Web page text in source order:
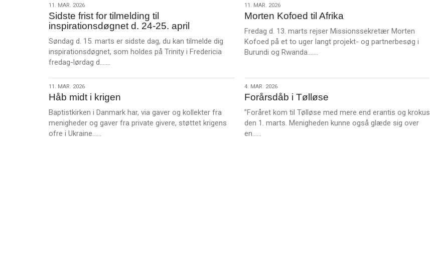
inspirationsdøgnet
11.
mar.
2026
11. MAR. 2026
Sidste frist for tilmelding til
inspirationsdøgnet d. 24-25. april
Søndag d. 15. marts er sidste dag, du kan tilmelde dig
inspirationsdøgnet, som holdes på Trinity i Fredericia
fredag-lørdag d.……
m
r
e
11.
mar.
2026
11. MAR. 2026
Morten Kofoed til Afrika
Fredag d. 13. marts rejser Missionssekretær Morten
Kofoed på et to uger langt projekt- og partnerbesøg i
Burundi og Rwanda.……
e
e
11.
mar.
2026
11. MAR. 2026
Håb midt i krigen
Baptistkirken i Danmark har, via gaver og kollekter fra
menigheder og gaver fra private givere, støttet krigens
ofre i Ukraine……
4.
mar.
2026
4. MAR. 2026
Forårsdåb i Tølløse
”Foråret kom til Tølløse med mere end erantis og krokus
den 1. marts. Menigheden kunne også glæde sig over
en……